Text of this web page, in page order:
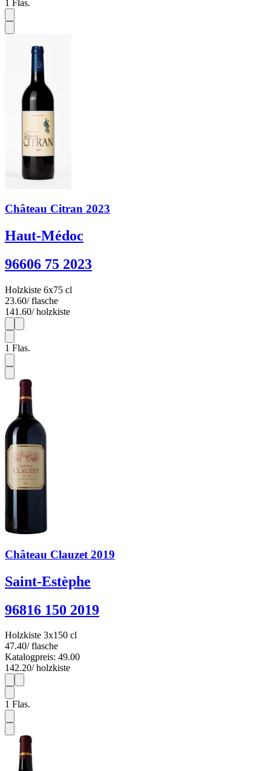
1 Flas.
Château Citran 2023
Haut-Médoc
96606 75 2023
Holzkiste 6x75 cl
23.60/ flasche
141.60/ holzkiste
1
1 Flas.
Château Clauzet 2019
Saint-Estèphe
96816 150 2019
Holzkiste 3x150 cl
47.40/ flasche
Katalogpreis: 49.00
142.20/ holzkiste
1
1 Flas.